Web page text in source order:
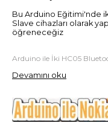
Bu Arduino Eğitimi'nde
Slave cihazları olarak
öğreneceğiz
Arduino ile İki HC05
Devamını oku